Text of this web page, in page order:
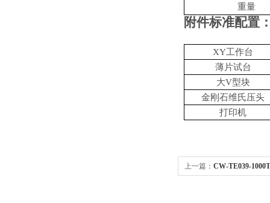
重量
附件标准配置
XY工作台
薄片试台
大V型块
金刚石维氏压头
打印机
上一篇： CW-TE039-